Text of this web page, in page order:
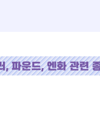
파운드, 엔화 관련